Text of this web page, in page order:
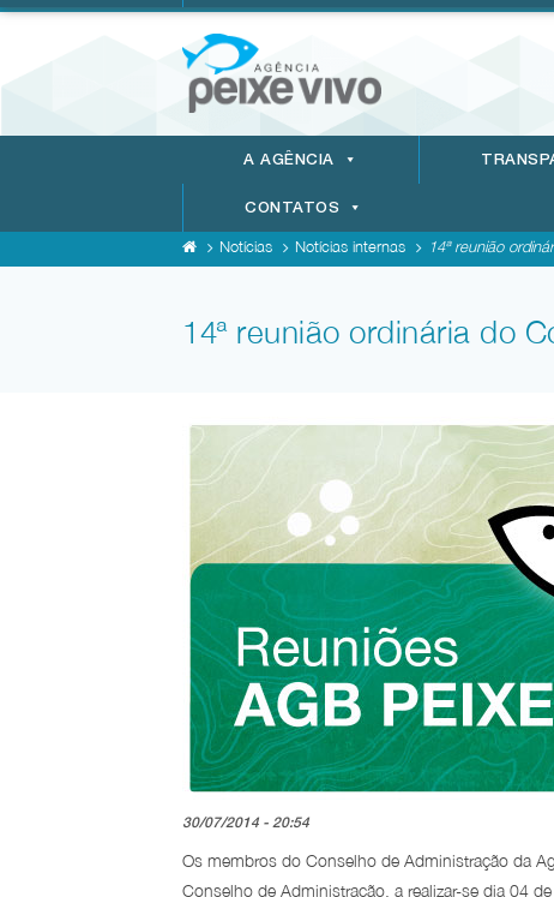
A AGÊNCIA
CONTATOS
Notícias Notícias internas 14ª reunião
14ª reunião ordinária do
30/07/2014 - 20:54
Os membros do Conselho de Administração da
Conselho de Administração, a realizar-se dia 04